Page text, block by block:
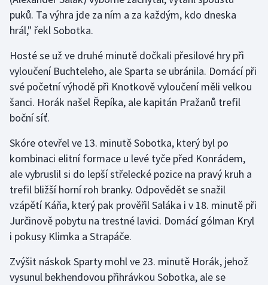
Gymnastika
Jezdectví
Judo
Lezení
Lyže a snowboard
Moderní pětiboj
Motorsport
Olympijské hry
puků. Ta výhra jde za ním a za každým, kdo dneska
hrál," řekl Sobotka.
Hosté se už ve druhé minutě dočkali přesilové hry při
vyloučení Buchteleho, ale Sparta se ubránila. Domácí při
své početní výhodě při Knotkově vyloučení měli velkou
šanci. Horák našel Řepíka, ale kapitán Pražanů trefil
boční síť.
Skóre otevřel ve 13. minutě Sobotka, který byl po
kombinaci elitní formace u levé tyče před Konrádem,
ale vybruslil si do lepší střelecké pozice na pravý kruh a
trefil bližší horní roh branky. Odpovědět se snažil
vzápětí Káňa, který pak prověřil Saláka i v 18. minutě při
Jurčinově pobytu na trestné lavici. Domácí gólman Kryl
i pokusy Klimka a Strapáče.
Zvýšit náskok Sparty mohl ve 23. minutě Horák, jehož
vysunul bekhendovou přihrávkou Sobotka, ale se